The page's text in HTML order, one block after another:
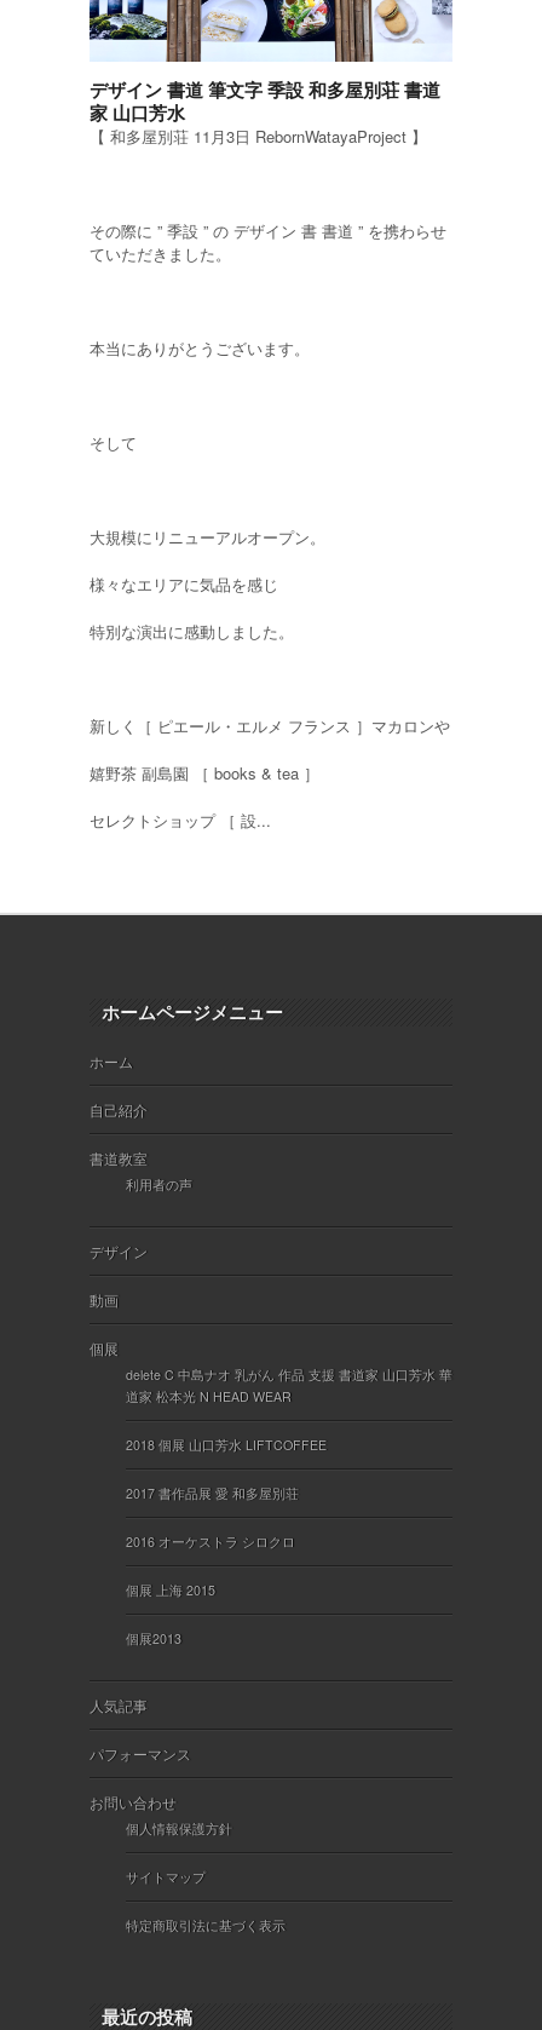
デザイン 書道 筆文字 季設 和多屋別荘 書道
家 山口芳水
【 和多屋別荘 11月3日 RebornWatayaProject 】
その際に ” 季設 ” の デザイン 書 書道 ” を携わらせ
ていただきました。
本当にありがとうございます。
そして
大規模にリニューアルオープン。
様々なエリアに気品を感じ
特別な演出に感動しました。
新しく［ ピエール・エルメ フランス ］マカロンや
嬉野茶 副島園 ［ books & tea ］
セレクトショップ ［ 設...
ホームページメニュー
ホーム
自己紹介
書道教室
利用者の声
デザイン
動画
個展
delete C 中島ナオ 乳がん 作品 支援 書道家 山口芳水 華
道家 松本光 N HEAD WEAR
2018 個展 山口芳水 LIFTCOFFEE
2017 書作品展 愛 和多屋別荘
2016 オーケストラ シロクロ
個展 上海 2015
個展2013
人気記事
パフォーマンス
お問い合わせ
個人情報保護方針
サイトマップ
特定商取引法に基づく表示
最近の投稿